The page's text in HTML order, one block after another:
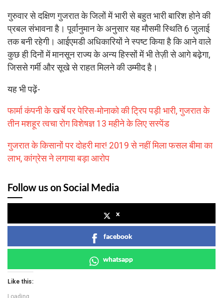
गुरुवार से दक्षिण गुजरात के जिलों में भारी से बहुत भारी बारिश होने की
प्रबल संभावना है। पूर्वानुमान के अनुसार यह मौसमी स्थिति 6 जुलाई
तक बनी रहेगी। आईएमडी अधिकारियों ने स्पष्ट किया है कि आने वाले
कुछ ही दिनों में मानसून राज्य के अन्य हिस्सों में भी तेज़ी से आगे बढ़ेगा,
जिससे गर्मी और सूखे से राहत मिलने की उम्मीद है।
यह भी पढ़ें-
फार्मा कंपनी के खर्चे पर पेरिस-मोनाको की ट्रिप पड़ी भारी, गुजरात के
तीन मशहूर त्वचा रोग विशेषज्ञ 13 महीने के लिए सस्पेंड
गुजरात के किसानों पर दोहरी मार! 2019 से नहीं मिला फसल बीमा का
लाभ, कांग्रेस ने लगाया बड़ा आरोप
Follow us on Social Media
x
facebook
whatsapp
Like this:
Loading...